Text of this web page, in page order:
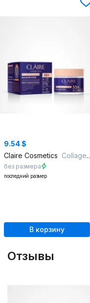
9.54 $
Claire Cosmetics Collagen Active Pro Ночной крем 55+
без размера
последний размер
В корзину
Отзывы